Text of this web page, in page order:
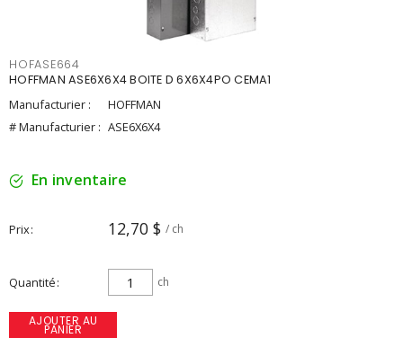
HOFASE664
HOFFMAN ASE6X6X4 BOITE D 6X6X4PO CEMA1
Manufacturier :
HOFFMAN
# Manufacturier : ASE6X6X4
En inventaire
Prix 12,70 $ / ch
Quantité ch
AJOUTER AU
PANIER